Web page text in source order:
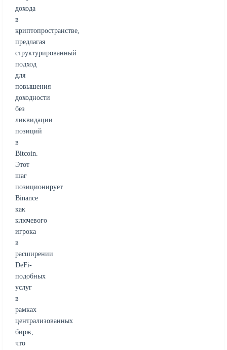
дохода
в
криптопространстве,
предлагая
структурированный
подход
для
повышения
доходности
без
ликвидации
позиций
в
Bitcoin.
Этот
шаг
позиционирует
Binance
как
ключевого
игрока
в
расширении
DeFi-
подобных
услуг
в
рамках
централизованных
бирж,
что